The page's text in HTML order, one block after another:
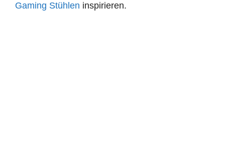
Gaming Stühlen inspirieren.